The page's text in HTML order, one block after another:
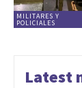
MILITARES Y
POLICIALES
Latest